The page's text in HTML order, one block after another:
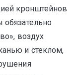
кронштейнов
воздух
и стеклом,